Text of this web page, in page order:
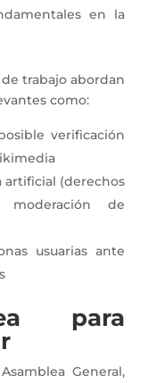
en la
de trabajo abordan
como:
verificación
artificial (derechos
de
usuarias ante
para
General,